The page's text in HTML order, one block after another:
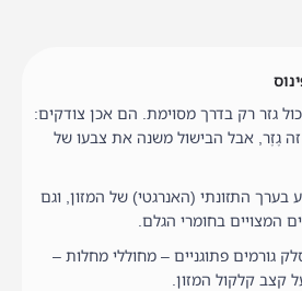
גזר רק בדרך מסוימת. הם אכן צודקים:
זה גֶזֶר, אבל הבישול משנה את צבעו של
בערך התזונתי (האנרגטי) של המזון, וגם
המצויים בחומרי הגלם.
גורמים פתוגניים – מחוללי מחלות –
קצב קלקול המזון.